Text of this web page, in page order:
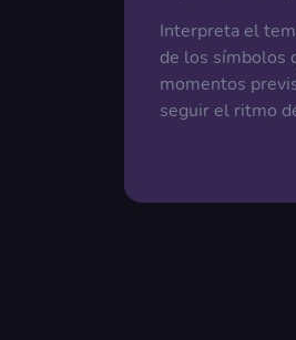
Interpreta el
de los símbolos
momentos
seguir el ritmo